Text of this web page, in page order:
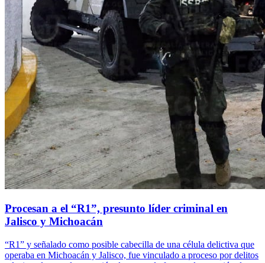
Procesan a el “R1”, presunto líder criminal en
Jalisco y Michoacán
“R1” y señalado como posible cabecilla de una célula delictiva que
operaba en Michoacán y Jalisco, fue vinculado a proceso por delitos